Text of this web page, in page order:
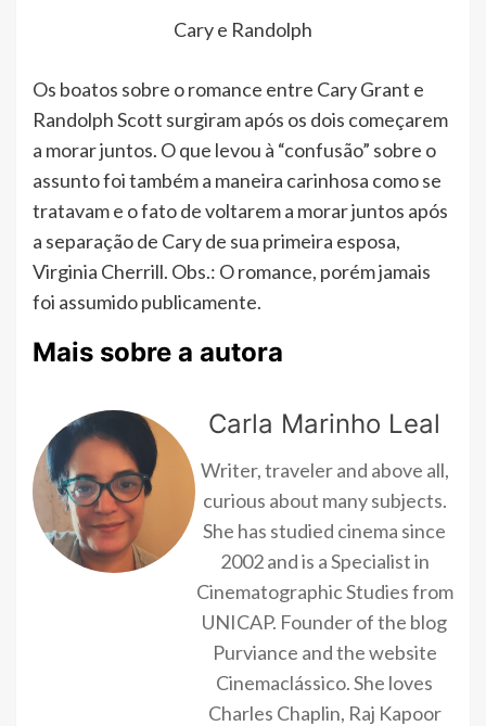
Cary e Randolph
Os boatos sobre o romance entre Cary Grant e
Randolph Scott surgiram após os dois começarem
a morar juntos. O que levou à “confusão” sobre o
assunto foi também a maneira carinhosa como se
tratavam e o fato de voltarem a morar juntos após
a separação de Cary de sua primeira esposa,
Virginia Cherrill. Obs.: O romance, porém jamais
foi assumido publicamente.
Mais sobre a autora
Carla Marinho Leal
Writer, traveler and above all,
curious about many subjects.
She has studied cinema since
2002 and is a Specialist in
Cinematographic Studies from
UNICAP. Founder of the blog
Purviance and the website
Cinemaclássico. She loves
Charles Chaplin, Raj Kapoor